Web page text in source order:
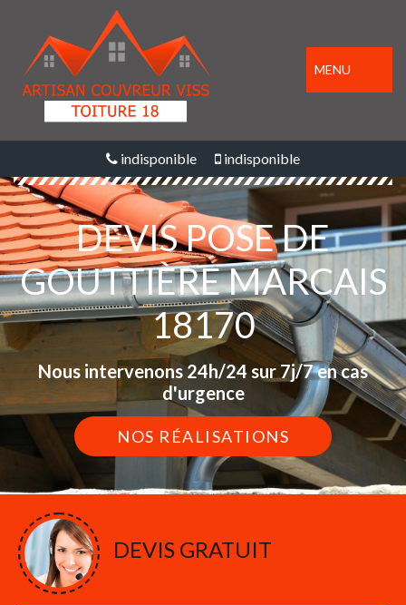
MENU
indisponible indisponible
DEVIS POSE DE
GOUTTIÈRE MARCAIS
18170
Nous intervenons 24h/24 sur 7j/7 en cas
d'urgence
NOS RÉALISATIONS
DEVIS GRATUIT